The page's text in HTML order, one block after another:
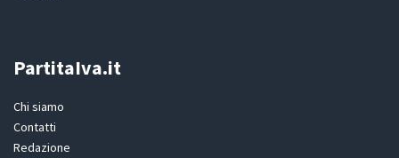
PartitaIva.it
Chi siamo
Contatti
Redazione